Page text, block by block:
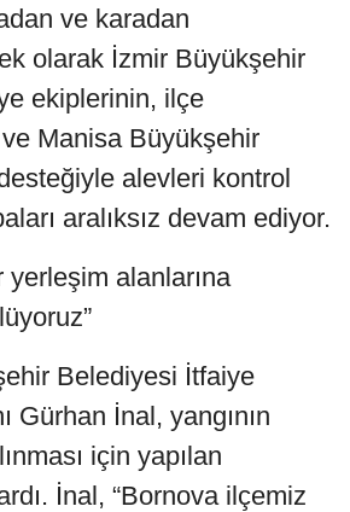
ve karadan
olarak İzmir Büyükşehir
ekiplerinin, ilçe
Manisa Büyükşehir
alevleri kontrol
aralıksız devam ediyor.
yerleşim alanlarına
Belediyesi İtfaiye
Gürhan İnal, yangının
için yapılan
İnal, “Bornova ilçemiz